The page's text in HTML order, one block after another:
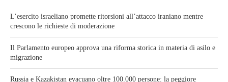
L’esercito israeliano promette ritorsioni all’attacco iraniano mentre
crescono le richieste di moderazione
Il Parlamento europeo approva una riforma storica in materia di asilo e
migrazione
Russia e Kazakistan evacuano oltre 100.000 persone: la peggiore